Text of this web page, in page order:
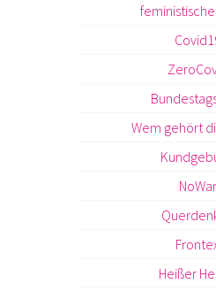
Wem gehört
NoWar
Heißer